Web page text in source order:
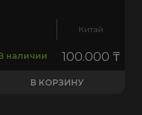
Китай
наличии 100.000 ₸
В КОРЗИНУ